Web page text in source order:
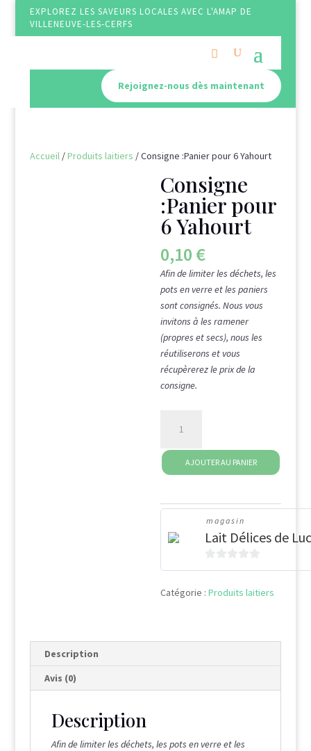
EXPLOREZ LES SAVEURS LOCALES AVEC L'AMAP DE
VILLENEUVE-LES-CERFS
Rejoignez-nous dès maintenant
Accueil/Produits laitiers / Consigne :Panier pour 6 Yahourt
Consigne
:Panier pour
6 Yahourt
0,10 €
Afin de limiter les déchets, les
pots en verre et les paniers
sont consignés. Nous vous
invitons à les ramener
(propres et secs), nous les
réutiliserons et vous
récupèrerez le prix de la
consigne.
Consigne
:Panier
Yahourt
AJOUTER AU PANIER
magasin
Lait Délices de
0
u
Catégorie :Produits laitiers
Description
Avis (0)
Description
Afin de limiter les déchets, les pots en verre et les